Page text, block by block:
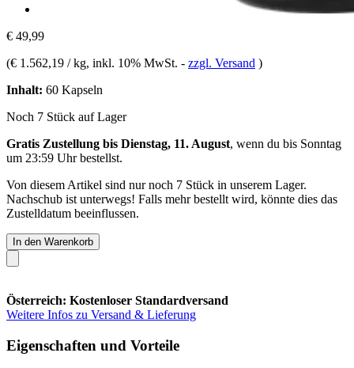
€ 49,99
(€ 1.562,19 / kg, inkl. 10% MwSt. - zzgl. Versand )
Inhalt: 60 Kapseln
Noch 7 Stück auf Lager
Gratis Zustellung bis Dienstag, 11. August, wenn du bis Sonntag
um 23:59 Uhrbestellst.
Von diesem Artikel sind nur noch 7 Stück in unserem Lager.
Nachschub ist unterwegs! Falls mehr bestellt wird, könnte dies das
Zustelldatum beeinflussen.
In den Warenkorb
Österreich: Kostenloser Standardversand
Weitere Infos zu Versand & Lieferung
Eigenschaften und Vorteile